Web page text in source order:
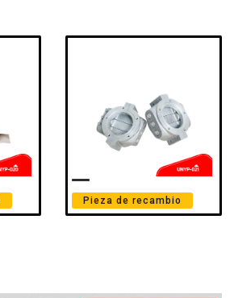
Pieza de recambio